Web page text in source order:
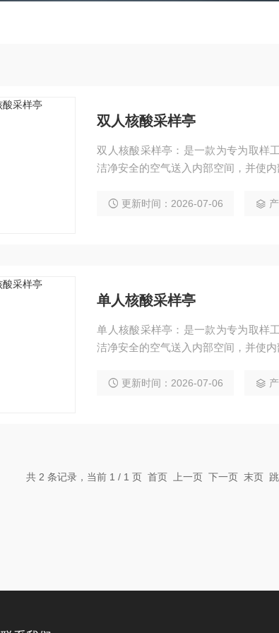
双人核酸采样亭
双人核酸采样亭：是一款为专为取样
洁净安全的空气送入内部空间，并使
更新时间：2026-07-06
单人核酸采样亭
单人核酸采样亭：是一款为专为取样
洁净安全的空气送入内部空间，并使内
更新时间：2026-07-06
共 2 条记录，当前 1 / 1 页 首页 上一页 下一页 末页